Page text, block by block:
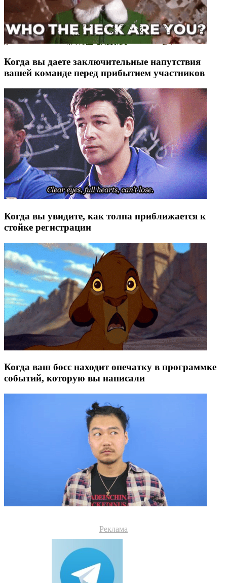
Когда вы даете заключительные напутствия
вашей команде перед прибытием участников
Когда вы увидите, как толпа приближается к
стойке регистрации
Когда ваш босс находит опечатку в программке
событий, которую вы написали
Реклама